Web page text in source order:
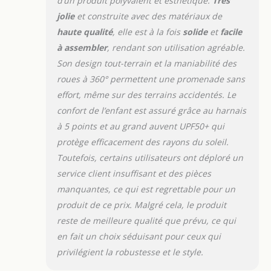
terrain de 28,5 cm
de diamètre avec
une bande de
facilitent la
navigation sur les
terrains sablonneux
ou les chemins de
avant pivotent sur
360 ° avec la
possibilité de se
bloquer en ligne
droite pour garantir
une conduite
souple et
confortable.
L'amortissement
intégral réduit les
chocs sur les
surfaces
jolieet construite avec des matériaux de
haute qualité, elle est à la fois solideetfacile
à assembler, rendant son utilisation agréable.
Son design tout-terrain et la maniabilité des
roues à 360° permettent une promenade sans
effort, même sur des terrains accidentés. Le
confort de l’enfant est assuré grâce au harnais
à 5 points et au grand auvent UPF50+ qui
protège efficacement des rayons du soleil.
Toutefois, certains utilisateurs ont déploré un
service client insuffisant et des pièces
manquantes, ce qui est regrettable pour un
produit de ce prix. Malgré cela, le produit
reste de meilleure qualité que prévu, ce qui
en fait un choix séduisant pour ceux qui
privilégient la robustesse et le style.